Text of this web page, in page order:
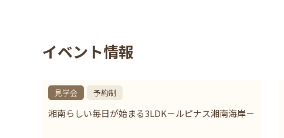
イベント情報
見学会 予約制
湘南らしい毎日が始まる3LDK－ルピナス湘南海岸－